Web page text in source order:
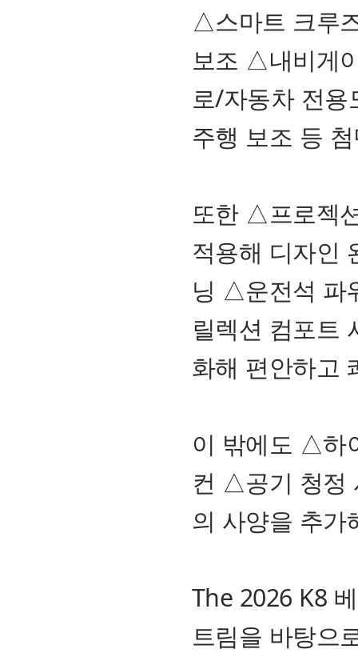
△스마트 크루
보조 △내비게
로/자동차 전
주행 보조 등
또한 △프로젝
적용해 디자인
닝 △운전석 파
릴렉션 컴포트
화해 편안하고
이 밖에도 △하
컨 △공기 청정
의 사양을 추가
The 2026 K8
트림을 바탕으